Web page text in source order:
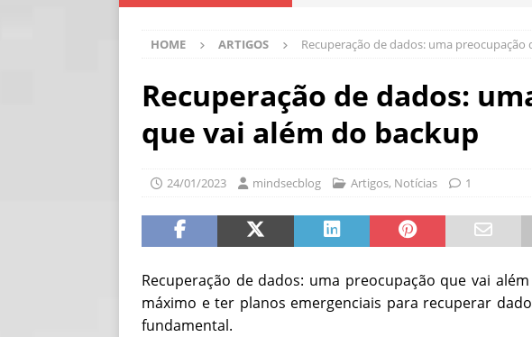
[ 06/08/2026 ] América Latina é a
industriais
NOTÍCIAS
IA amplia desafio de
NOTÍCIAS
[ 06/08/2026 ]
[ 06/08/2026 ]
Sem guardrails, a
HOME ARTIGOS Recuperação de dados: uma preocupação
Recuperação de dados:
que vai além do backup
24/01/2023 mindsecblog Artigos, Notícias 1
Recuperação de dados: uma preocupação que vai
máximo e ter planos emergenciais para recuperar
fundamental.